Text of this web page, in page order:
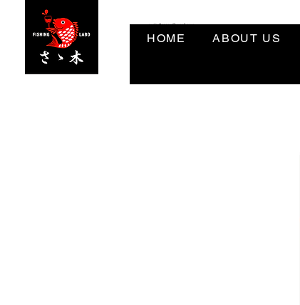
angler3ocean@gmail.com
HOME ABOUT US